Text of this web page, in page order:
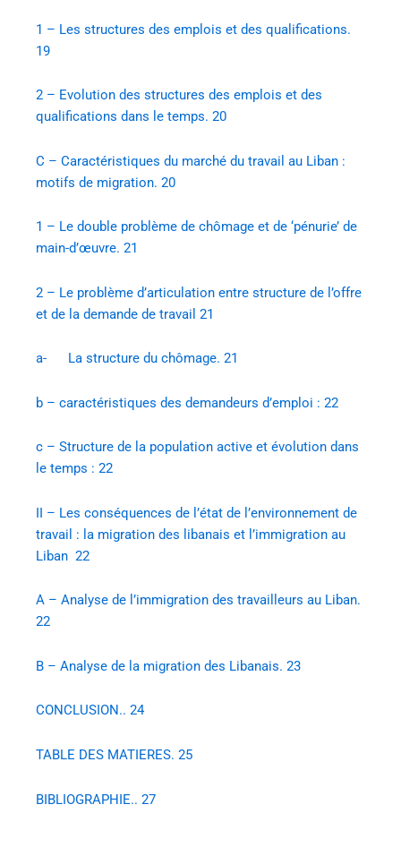
1 – Les structures des emplois et des qualifications.
19
2 – Evolution des structures des emplois et des
qualifications dans le temps. 20
C – Caractéristiques du marché du travail au Liban :
motifs de migration. 20
1 – Le double problème de chômage et de ‘pénurie’ de
main-d’œuvre. 21
2 – Le problème d’articulation entre structure de l’offre
et de la demande de travail 21
a- La structure du chômage. 21
b – caractéristiques des demandeurs d’emploi : 22
c – Structure de la population active et évolution dans
le temps : 22
II – Les conséquences de l’état de l’environnement de
travail : la migration des libanais et l’immigration au
Liban 22
A – Analyse de l’immigration des travailleurs au Liban.
22
B – Analyse de la migration des Libanais. 23
CONCLUSION.. 24
TABLE DES MATIERES. 25
BIBLIOGRAPHIE.. 27